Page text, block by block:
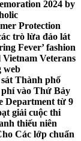
2024 by
Protection
trò lừa đảo lát
Fever’ fashion
Veterans
web
Thành phố
phí vào Thứ Bảy
Department từ 9
giải cuộc thi
thiếu niên
Các lớp chuẩn